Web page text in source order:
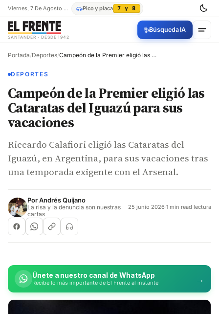
Viernes, 7 De Agosto De 2026 Pico y placa 7 y 8
SANTANDER · DESDE 1942
✨Búsqueda IA
Portada/Deportes/ Campeón de la Premier eligió las Cataratas del Iguazú para sus vacaciones
DEPORTES
Campeón de la Premier eligió las
Cataratas del Iguazú para sus
vacaciones
Riccardo Calafiori eligió las Cataratas del
Iguazú, en Argentina, para sus vacaciones tras
una temporada exigente con el Arsenal.
PorAndrés Quijano
La risa y la denuncia son nuestras
cartas
25 junio 2026·1 min read lectura
Únete a nuestro canal de WhatsApp
Recibe lo más importante de El Frente al instante →